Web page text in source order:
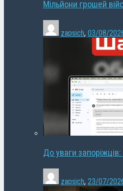
Мільйони грошей
zapsich, 03/08/
До уваги
zapsich, 23/07/